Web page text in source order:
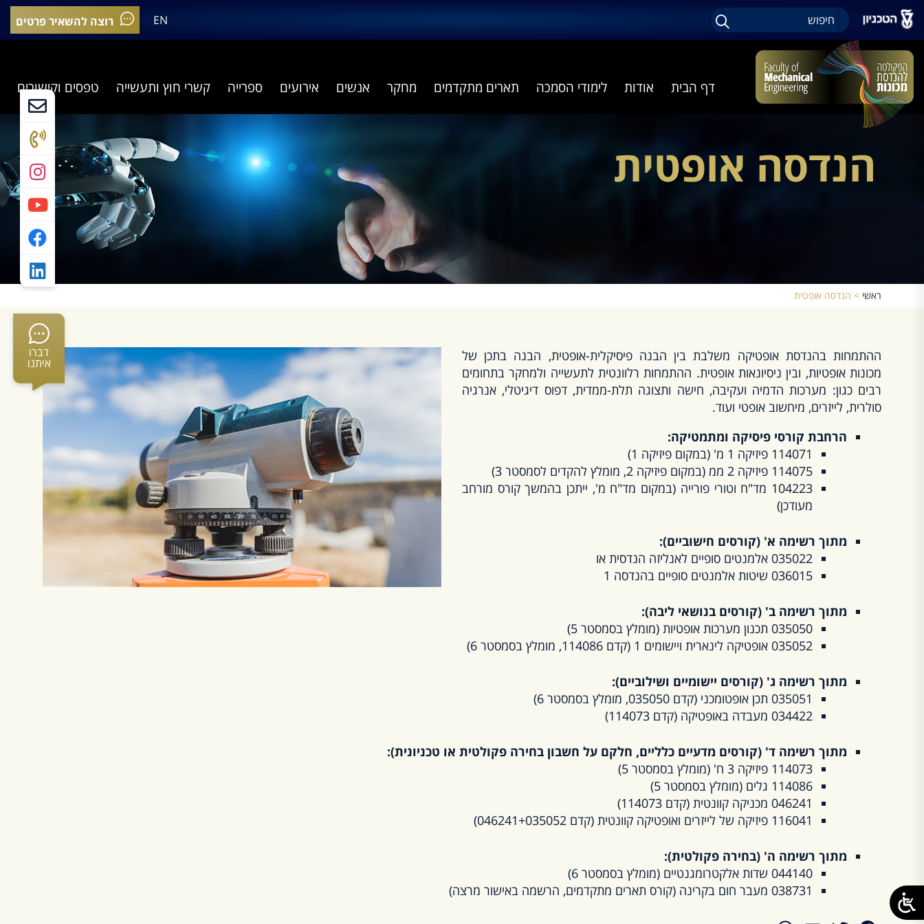
EN רוצה להשאיר פרטים
דף הבית אודות לימודי הסמכה תארים מתקדמים מחקר אנשים אירועים ספרייה קשרי חוץ ותעשייה טפסים וקישורים
דברו
איתנו
הנדסה אופטית
ראשי > הנדסה אופטית
ההתמחות בהנדסת אופטיקה משלבת בין הבנה פיסיקלית-אופטית, הבנה בתכן של
מכונות אופטיות, ובין ניסיונאות אופטית. ההתמחות רלוונטית לתעשייה ולמחקר בתחומים
רבים כגון: מערכות הדמיה ועקיבה, חישה ותצוגה תלת-ממדית, דפוס דיגיטלי, אנרגיה
סולרית, לייזרים, מיחשוב אופטי ועוד.
הרחבת קורסי פיסיקה ומתמטיקה:
114071 פיזיקה 1 מ' (במקום פיזיקה 1)
114075 פיזיקה 2 ממ (במקום פיזיקה 2, מומלץ להקדים לסמסטר 3)
104223 מד"ח וטורי פורייה (במקום מד"ח מ', ייתכן בהמשך קורס מורחב
מעודכן)
מתוך רשימה א' (קורסים חישוביים):
035022 אלמנטים סופיים לאנליזה הנדסית או
036015 שיטות אלמנטים סופיים בהנדסה 1
מתוך רשימה ב' (קורסים בנושאי ליבה):
035050 תכנון מערכות אופטיות (מומלץ בסמסטר 5)
035052 אופטיקה לינארית ויישומים 1 (קדם 114086, מומלץ בסמסטר 6)
מתוך רשימה ג' (קורסים יישומיים ושילוביים):
035051 תכן אופטומכני (קדם 035050, מומלץ בסמסטר 6)
034422 מעבדה באופטיקה (קדם 114073)
מתוך רשימה ד' (קורסים מדעיים כלליים, חלקם על חשבון בחירה פקולטית או טכניונית):
114073 פיזיקה 3 ח' (מומלץ בסמסטר 5)
114086 גלים (מומלץ בסמסטר 5)
046241 מכניקה קוונטית (קדם 114073)
116041 פיזיקה של לייזרים ואופטיקה קוונטית (קדם 046241+035052)
מתוך רשימה ה' (בחירה פקולטית):
044140 שדות אלקטרומגנטיים (מומלץ בסמסטר 6)
038731 מעבר חום בקרינה (קורס תארים מתקדמים, הרשמה באישור מרצה)